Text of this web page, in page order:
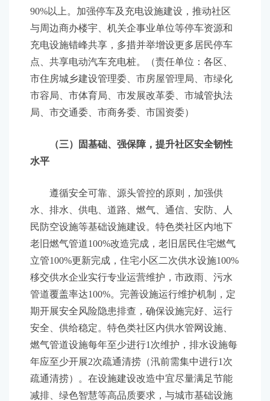
90%以上。加强停车及充电设施建设，推动社区
与周边商办楼宇、机关企事业单位等停车资源和
充电设施错峰共享，多措并举增设更多居民停车
点、共享电动汽车充电桩。（责任单位：各区、
市住房城乡建设管理委、市房屋管理局、市绿化
市容局、市体育局、市发展改革委、市城管执法
局、市交通委、市商务委、市国资委）
（三）固基础、强保障，提升社区安全韧性
水平
遵循安全可靠、源头管控的原则，加强供
水、排水、供电、道路、燃气、通信、安防、人
民防空设施等基础设施建设。特色类社区内地下
老旧燃气管道100%改造完成，老旧居民住宅燃气
立管100%更新完成，住宅小区二次供水设施100%
移交供水企业实行专业运营维护，市政雨、污水
管道覆盖率达100%。完善设施运行维护机制，定
期开展安全风险隐患排查，确保设施完好、运行
安全、供给稳定。特色类社区内供水管网设施、
燃气管道设施每年至少进行1次维护，排水设施每
年应至少开展2次疏通清捞（汛前需集中进行1次
疏通清捞）。在设施建设改造中宜尽量满足节能
减排、绿色智慧等高品质要求，与城市基础设施